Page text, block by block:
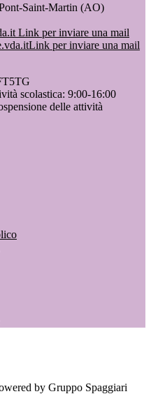
Saint-Martin (AO)
Link per inviare una mail
Link per inviare una mail
scolastica: 9:00-16:00
delle attività
by Gruppo Spaggiari